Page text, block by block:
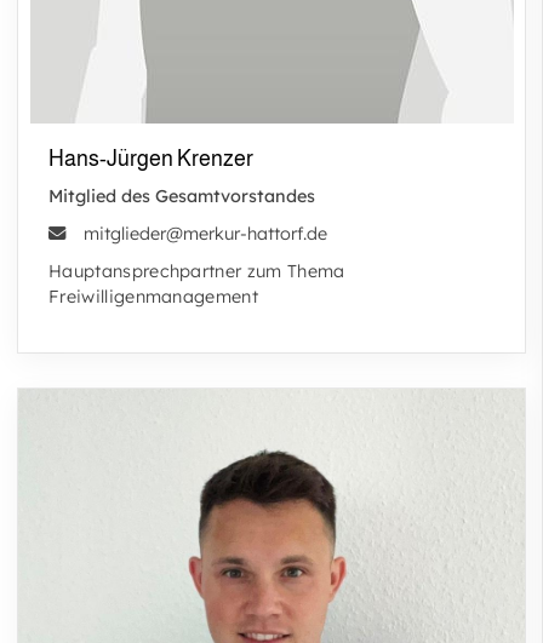
Hans-Jürgen Krenzer
Mitglied des Gesamtvorstandes
mitglieder@merkur-hattorf.de
Hauptansprechpartner zum Thema
Freiwilligenmanagement